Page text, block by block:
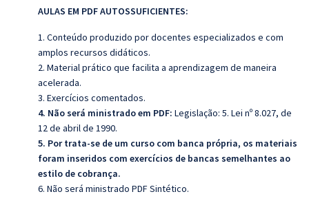
AULAS EM PDF AUTOSSUFICIENTES:
1. Conteúdo produzido por docentes especializados e com
amplos recursos didáticos.
2. Material prático que facilita a aprendizagem de maneira
acelerada.
3. Exercícios comentados.
4. Não será ministrado em PDF: Legislação: 5. Lei nº 8.027, de
12 de abril de 1990.
5. Por trata-se de um curso com banca própria, os materiais
foram inseridos com exercícios de bancas semelhantes ao
estilo de cobrança.
6. Não será ministrado PDF Sintético.